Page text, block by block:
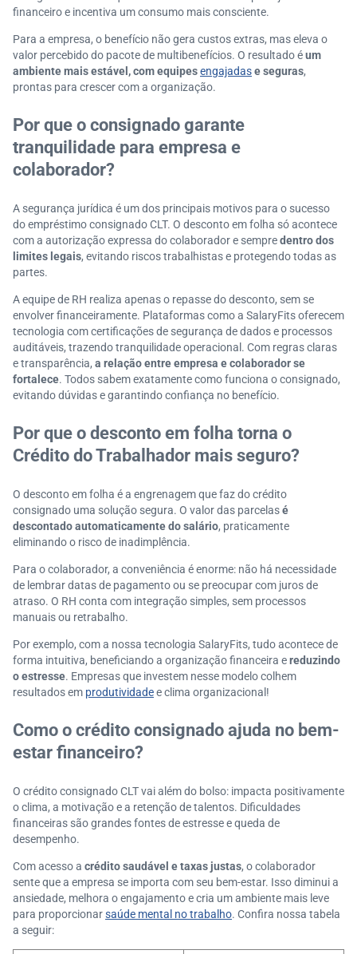
financeiro e incentiva um consumo mais consciente.
Para a empresa, o benefício não gera custos extras, mas eleva o
valor percebido do pacote de multibenefícios. O resultado éum
ambiente mais estável, com equipesengajadase seguras,
prontas para crescer com a organização.
Por que o consignado garante
tranquilidade para empresa e
colaborador?
A segurança jurídica é um dos principais motivos para o sucesso
do empréstimo consignado CLT. O desconto em folha só acontece
com a autorização expressa do colaborador e sempredentro dos
limites legais, evitando riscos trabalhistas e protegendo todas as
partes.
A equipe de RH realiza apenas o repasse do desconto, sem se
envolver financeiramente. Plataformas como a SalaryFits oferecem
tecnologia com certificações de segurança de dados e processos
auditáveis, trazendo tranquilidade operacional. Com regras claras
e transparência, a relação entre empresa e colaborador se
fortalece. Todos sabem exatamente como funciona o consignado,
evitando dúvidas e garantindo confiança no benefício.
Por que o desconto em folha torna o
Crédito do Trabalhador mais seguro?
O desconto em folha é a engrenagem que faz do crédito
consignado uma solução segura. O valor das parcelasé
descontado automaticamente do salário, praticamente
eliminando o risco de inadimplência.
Para o colaborador, a conveniência é enorme: não há necessidade
de lembrar datas de pagamento ou se preocupar com juros de
atraso. O RH conta com integração simples, sem processos
manuais ou retrabalho.
Por exemplo, com a nossa tecnologia SalaryFits, tudo acontece de
forma intuitiva, beneficiando a organização financeira ereduzindo
o estresse. Empresas que investem nesse modelo colhem
resultados em produtividadee clima organizacional!
Como o crédito consignado ajuda no bem-
estar financeiro?
O crédito consignado CLT vai além do bolso: impacta positivamente
o clima, a motivação e a retenção de talentos. Dificuldades
financeiras são grandes fontes de estresse e queda de
desempenho.
Com acesso a crédito saudável e taxas justas, o colaborador
sente que a empresa se importa com seu bem-estar. Isso diminui a
ansiedade, melhora o engajamento e cria um ambiente mais leve
para proporcionarsaúde mental no trabalho. Confira nossa tabela
a seguir: